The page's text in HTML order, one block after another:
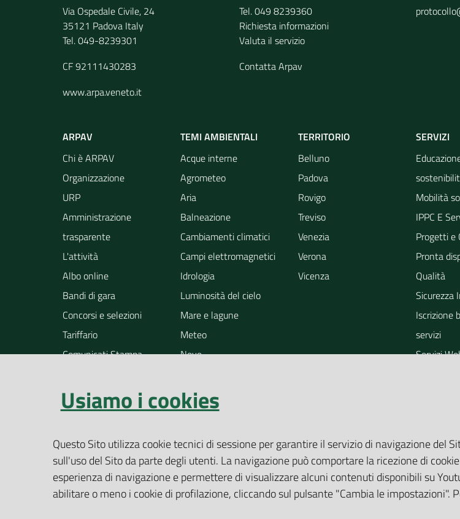
Via Ospedale Civile, 24
35121 Padova Italy
Tel. 049-8239301
CF 92111430283
www.arpa.veneto.it
Tel. 049 8239360
Richiesta informazioni
Valuta il servizio
Contatta Arpav
ARPAV
Chi è ARPAV
Organizzazione
URP
Amministrazione
trasparente
L'attività
Albo online
Bandi di gara
Concorsi e selezioni
Tariffario
Comunicati Stampa
TEMI AMBIENTALI
Acque interne
Agrometeo
Aria
Balneazione
Cambiamenti climatici
Campi elettromagnetici
Idrologia
Luminosità del cielo
Mare e lagune
Meteo
Neve
Pollini
Radioattività
Rumore
Siti contaminati
Suolo
TERRITORIO
Belluno
Padova
Rovigo
Treviso
Venezia
Verona
Vicenza
SERVIZI
Mobilità
IPPC E
Progetti e
Pronta
Qualità
Sicurezza
Iscrizione
servizi
Servizi
Usiamo i cookies
Questo Sito utilizza cookie tecnici di sessione per garantire il servizio di navigazione del
sull'uso del Sito da parte degli utenti. La navigazione può comportare la ricezione di
esperienza di navigazione e permettere di visualizzare alcuni contenuti disponibili su
abilitare o meno i cookie di profilazione, cliccando sul pulsante "Cambia le impostazioni".